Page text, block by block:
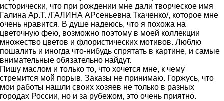
исторически, что при рождении мне дали творческое имя
Галина Ар.Т. /ГАЛИНА АРсеньевна Ткаченко/, которое мне
очень нравится. В душе надеюсь, что я похожа на
цветочную фею, возможно поэтому в моей коллекции
множество цветов и флористических мотивов. Люблю
пошалить и иногда что-нибудь спрятать в картине, и самые
внимательные обязательно найдут.
Пишу маслом и только то, что хочется мне, к чему
стремится мой порыв. Заказы не принимаю. Горжусь, что
мои работы нашли своих хозяев не только в разных
городах России, но и за рубежом, это очень приятно.